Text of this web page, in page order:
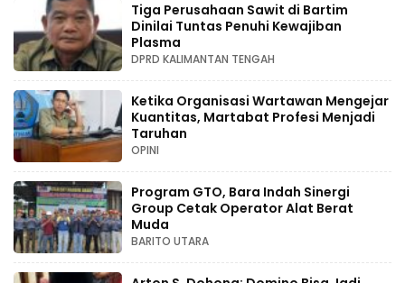
Tiga Perusahaan Sawit di Bartim
Dinilai Tuntas Penuhi Kewajiban
Plasma
DPRD KALIMANTAN TENGAH
Ketika Organisasi Wartawan Mengejar
Kuantitas, Martabat Profesi Menjadi
Taruhan
OPINI
Program GTO, Bara Indah Sinergi
Group Cetak Operator Alat Berat
Muda
BARITO UTARA